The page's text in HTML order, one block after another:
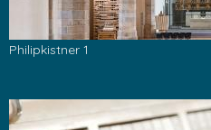
Philipkistner 1